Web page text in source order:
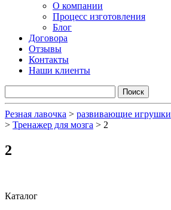
О компании
Процесс изготовления
Блог
Договора
Отзывы
Контакты
Наши клиенты
Резная лавочка > развивающие игрушки
> Тренажер для мозга > 2
2
Каталог